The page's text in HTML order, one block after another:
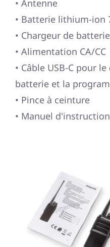
• Antenne
• Batterie lithium-ion
• Chargeur de
• Alimentation CA/CC
• Câble USB-C pour
batterie et la
• Pince à ceinture
• Manuel